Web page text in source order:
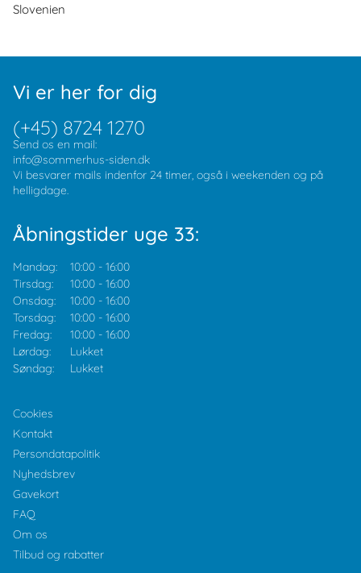
Slovenien
Vi er her for dig
(+45) 8724 1270
Send os en mail:
info@sommerhus-siden.dk
Vi besvarer mails indenfor 24 timer, også i weekenden og på
helligdage.
Åbningstider uge 33:
Mandag: 10:00 - 16:00
Tirsdag:
10:00 - 16:00
Onsdag:
10:00 - 16:00
Torsdag:
10:00 - 16:00
Fredag:
10:00 - 16:00
Lørdag:
Lukket
Søndag:
Lukket
Cookies
Kontakt
Persondatapolitik
Nyhedsbrev
Gavekort
FAQ
Om os
Tilbud og rabatter